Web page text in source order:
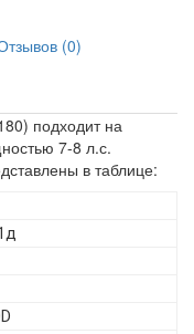
(0)
подходит на
7-8 л.с.
в таблице: